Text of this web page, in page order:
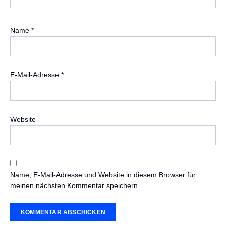
Name *
E-Mail-Adresse *
Website
Name, E-Mail-Adresse und Website in diesem Browser für
meinen nächsten Kommentar speichern.